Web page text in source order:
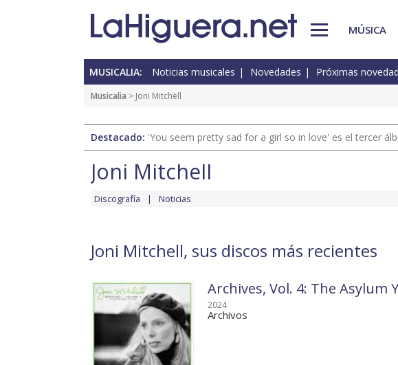
MÚSICA
MUSICALIA: Noticias musicales Novedades Próximas
Musicalia > Joni Mitchell
Destacado: 'You seem pretty sad for a girl so in love' es el tercer
Joni Mitchell
Discografía Noticias
Joni Mitchell, sus discos más recientes
Archives, Vol. 4: The Asylum
2024
Archivos